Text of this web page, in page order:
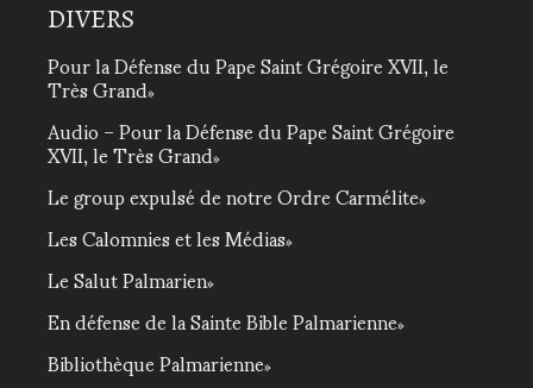
DIVERS
Pour la Défense du Pape Saint Grégoire XVII, le
Très Grand
Audio – Pour la Défense du Pape Saint Grégoire
XVII, le Très Grand
Le group expulsé de notre Ordre Carmélite
Les Calomnies et les Médias
Le Salut Palmarien
En défense de la Sainte Bible Palmarienne
Bibliothèque Palmarienne